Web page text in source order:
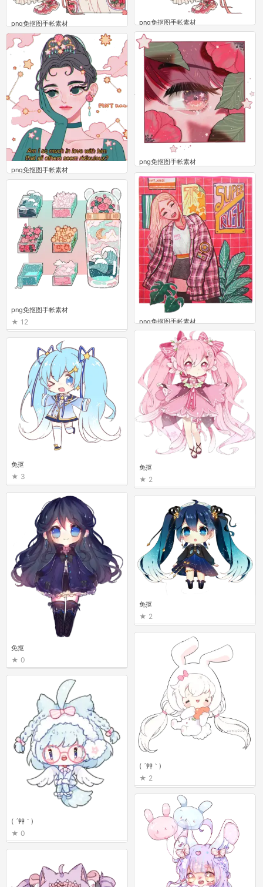
png免抠图手帐素材
5
png免抠图手帐素材
5
png免抠图手帐素材
png免抠图手帐素材
13
png免抠图手帐素材
4
免抠
3
免抠
0
免抠
2
( ´艸｀)
2
( ´艸｀)
0
png免抠图手帐素材
12
免抠
2